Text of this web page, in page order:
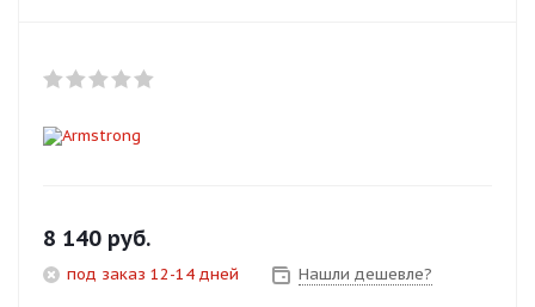
8 140 руб.
под заказ 12-14 дней Нашли дешевле?
Оплачивайте сегодня только
Оставшиеся 75
% будут